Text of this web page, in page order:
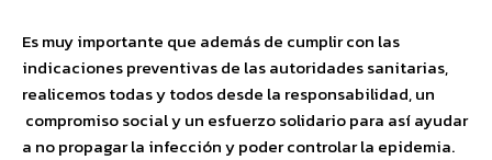
Es muy importante que además de cumplir con las
indicaciones preventivas de las autoridades sanitarias,
realicemos todas y todos desde la responsabilidad, un
compromiso social y un esfuerzo solidario para así ayudar
a no propagar la infección y poder controlar la epidemia.